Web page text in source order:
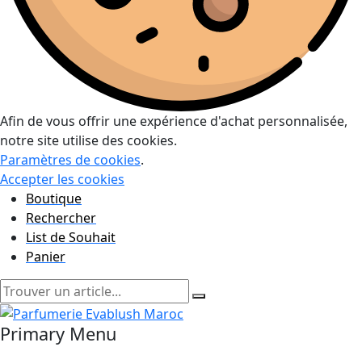
Afin de vous offrir une expérience d'achat personnalisée,
notre site utilise des cookies.
Paramètres de cookies.
Accepter les cookies
Boutique
Rechercher
List de Souhait
Panier
Primary Menu